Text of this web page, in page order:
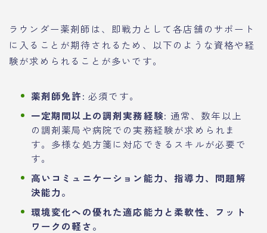
ラウンダー薬剤師は、即戦力として各店舗のサポート
に入ることが期待されるため、以下のような資格や経
験が求められることが多いです。
薬剤師免許: 必須です。
一定期間以上の調剤実務経験: 通常、数年以上
の調剤薬局や病院での実務経験が求められま
す。多様な処方箋に対応できるスキルが必要で
す。
高いコミュニケーション能力、指導力、問題解
決能力。
環境変化への優れた適応能力と柔軟性、フット
ワークの軽さ。